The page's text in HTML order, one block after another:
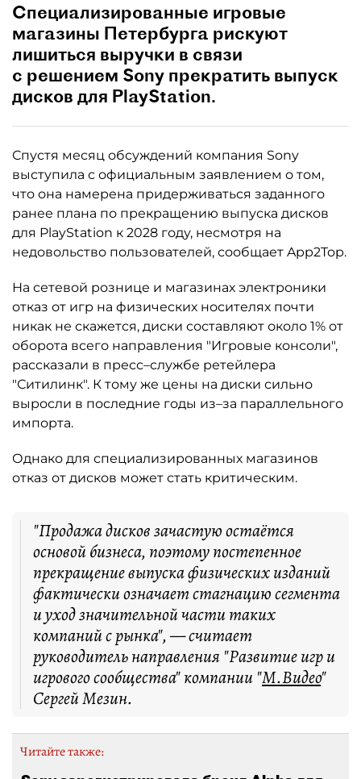
Специализированные игровые
магазины Петербурга рискуют
лишиться выручки в связи
с решением Sony прекратить выпуск
дисков для PlayStation.
Спустя месяц обсуждений компания Sony
выступила с официальным заявлением о том,
что она намерена придерживаться заданного
ранее плана по прекращению выпуска дисков
для PlayStation к 2028 году, несмотря на
недовольство пользователей, сообщает App2Top.
На сетевой рознице и магазинах электроники
отказ от игр на физических носителях почти
никак не скажется, диски составляют около 1% от
оборота всего направления "Игровые консоли",
рассказали в пресс–службе ретейлера
"Ситилинк". К тому же цены на диски сильно
выросли в последние годы из–за параллельного
импорта.
Однако для специализированных магазинов
отказ от дисков может стать критическим.
"Продажа дисков зачастую остаётся
основой бизнеса, поэтому постепенное
прекращение выпуска физических изданий
фактически означает стагнацию сегмента
и уход значительной части таких
компаний с рынка", — считает
руководитель направления "Развитие игр и
игрового сообщества" компании "М.Видео"
Сергей Мезин.
Читайте также: